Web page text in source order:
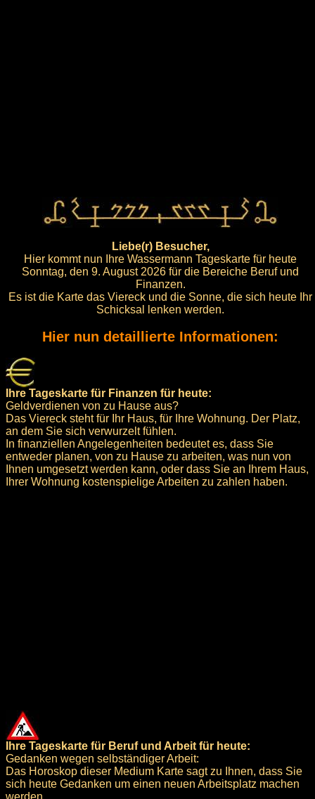
Liebe(r) Besucher,
Hier kommt nun Ihre Wassermann Tageskarte für heute
Sonntag, den 9. August 2026 für die Bereiche Beruf und
Finanzen.
Es ist die Karte das Viereck und die Sonne, die sich heute Ihr
Schicksal lenken werden.
Hier nun detaillierte Informationen:
Ihre Tageskarte für Finanzen für heute:
Geldverdienen von zu Hause aus?
Das Viereck steht für Ihr Haus, für Ihre Wohnung. Der Platz,
an dem Sie sich verwurzelt fühlen.
In finanziellen Angelegenheiten bedeutet es, dass Sie
entweder planen, von zu Hause zu arbeiten, was nun von
Ihnen umgesetzt werden kann, oder dass Sie an Ihrem Haus,
Ihrer Wohnung kostenspielige Arbeiten zu zahlen haben.
Ihre Tageskarte für Beruf und Arbeit für heute:
Gedanken wegen selbständiger Arbeit:
Das Horoskop dieser Medium Karte sagt zu Ihnen, dass Sie
sich heute Gedanken um einen neuen Arbeitsplatz machen
werden.